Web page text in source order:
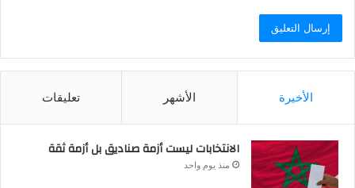
الأخيرة الأشهر تعليقات
الانتخابات ليست أزمة صناديق بل أزمة ثقة
منذ يوم واحد